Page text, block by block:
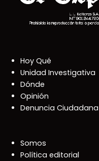
Hoy Qué
Unidad Investigativa
Dónde
Opinión
Denuncia Ciudadana
Somos
Política editorial